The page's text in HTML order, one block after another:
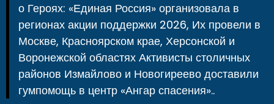
о Героях: «Единая Россия» организовала в
регионах акции поддержки 2026, Их провели в
Москве, Красноярском крае, Херсонской и
Воронежской областях Активисты столичных
районов Измайлово и Новогиреево доставили
гумпомощь в центр «Ангар спасения»..